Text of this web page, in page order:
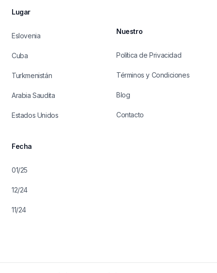
Lugar
Eslovenia
Cuba
Turkmenistán
Arabia Saudita
Estados Unidos
Fecha
01/25
12/24
11/24
Nuestro
Política de Privacidad
Términos y Condiciones
Blog
Contacto